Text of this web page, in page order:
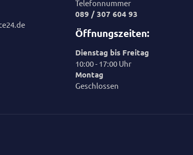
Telefonnummer
089 / 307 604 93
Öffnungszeiten:
Dienstag bis Freitag
10:00 - 17:00 Uhr
Montag
Geschlossen